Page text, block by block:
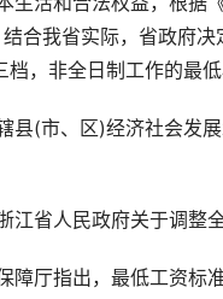
合我省实际，省政府
，非全日制工作的最
县(市、区)经济社会发
江省人民政府关于调整
障厅指出，最低工资标